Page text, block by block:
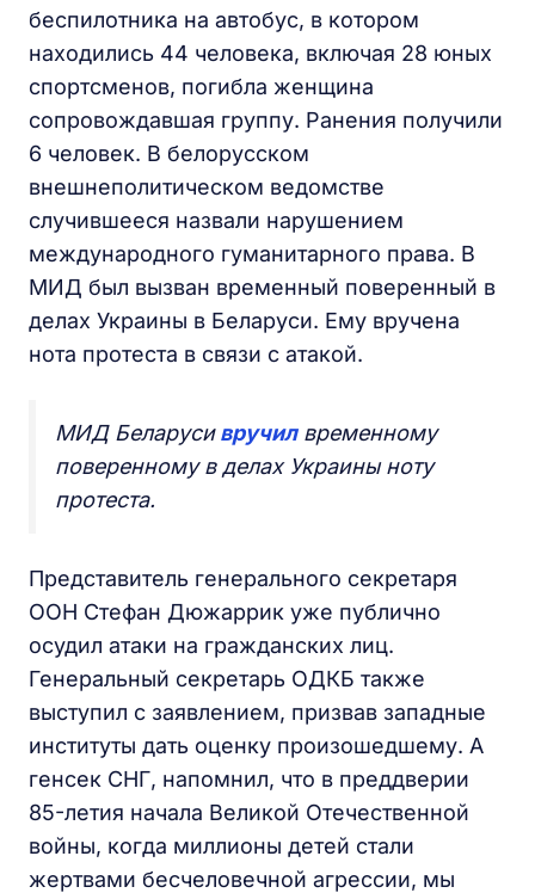
беспилотника на автобус, в котором
находились 44 человека, включая 28 юных
спортсменов, погибла женщина
сопровождавшая группу. Ранения получили
6 человек. В белорусском
внешнеполитическом ведомстве
случившееся назвали нарушением
международного гуманитарного права. В
МИД был вызван временный поверенный в
делах Украины в Беларуси. Ему вручена
нота протеста в связи с атакой.
МИД Беларусивручилвременному
поверенному в делах Украины ноту
протеста.
Представитель генерального секретаря
ООН Стефан Дюжаррик уже публично
осудил атаки на гражданских лиц.
Генеральный секретарь ОДКБ также
выступил с заявлением, призвав западные
институты дать оценку произошедшему. А
генсек СНГ, напомнил, что в преддверии
85-летия начала Великой Отечественной
войны, когда миллионы детей стали
жертвами бесчеловечной агрессии, мы